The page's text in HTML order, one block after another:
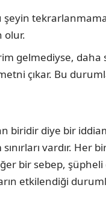
olur.
gelmediyse,
çıkar. Bu
diye bir
vardır.
bir sebep, şüpheli
etkilendiği